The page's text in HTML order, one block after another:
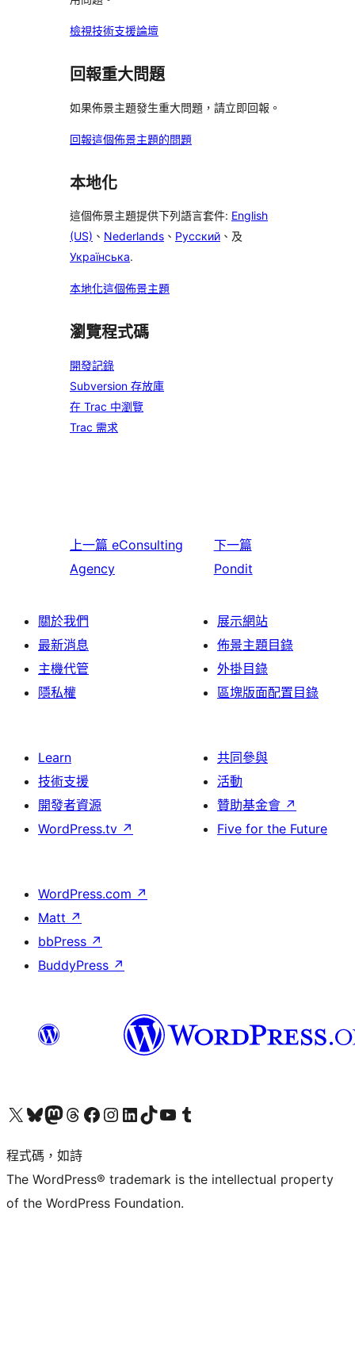
檢視技術支援論壇
回報重大問題
如果佈景主題發生重大問題，請立即回報。
回報這個佈景主題的問題
本地化
這個佈景主題提供下列語言套件: English
(US) 、 Nederlands 、 Русский 、及
Українська.
本地化這個佈景主題
瀏覽程式碼
開發記錄
Subversion 存放庫
在 Trac 中瀏覽
Trac 需求
上一篇 eConsulting
Agency
下一篇
Pondit
關於我們
最新消息
主機代管
隱私權
展示網站
佈景主題目錄
外掛目錄
區塊版面配置目錄
Learn
技術支援
開發者資源
WordPress.tv ↗
共同參與
活動
贊助基金會 ↗
Five for the Future
WordPress.com ↗
Matt ↗
bbPress ↗
BuddyPress ↗
查看我們的 X (之前的 Twitter) 帳號造訪我們的 Bluesky 帳號造訪我們的 Mastodon 帳號造訪我們的 Threads 帳號 造訪我們的 Facebook 粉絲專頁Visit our Instagram account
Visit our LinkedIn account
造訪我們的 TikTok 帳號Visit our YouTube channel
造訪我們的 Tumblr 帳號
程式碼，如詩
The WordPress® trademark is the intellectual property
of the WordPress Foundation.